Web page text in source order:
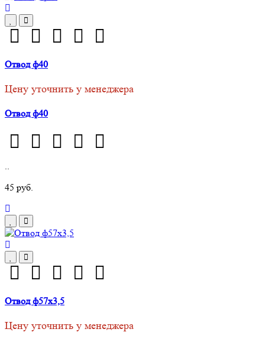
Отвод ф40
Цену уточнить у менеджера
Отвод ф40
..
45 руб.
Отвод ф57х3,5
Цену уточнить у менеджера